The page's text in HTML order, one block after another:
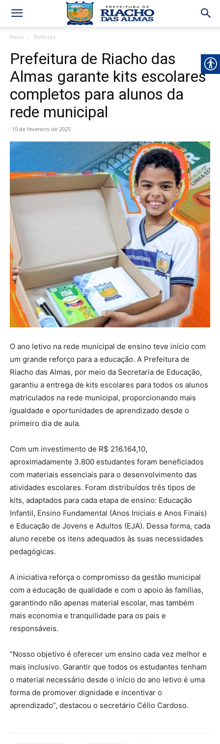
Início Notícias
Prefeitura de Riacho das
Almas garante kits escolares
completos para alunos da
rede municipal
10 de fevereiro de 2025
O ano letivo na rede municipal de ensino teve início com
um grande reforço para a educação. A Prefeitura de
Riacho das Almas, por meio da Secretaria de Educação,
garantiu a entrega de kits escolares para todos os alunos
matriculados na rede municipal, proporcionando mais
igualdade e oportunidades de aprendizado desde o
primeiro dia de aula.
Com um investimento de R$ 216.164,10,
aproximadamente 3.800 estudantes foram beneficiados
com materiais essenciais para o desenvolvimento das
atividades escolares. Foram distribuídos três tipos de
kits, adaptados para cada etapa de ensino: Educação
Infantil, Ensino Fundamental (Anos Iniciais e Anos Finais)
e Educação de Jovens e Adultos (EJA). Dessa forma, cada
aluno recebe os itens adequados às suas necessidades
pedagógicas.
A iniciativa reforça o compromisso da gestão municipal
com a educação de qualidade e com o apoio às famílias,
garantindo não apenas material escolar, mas também
mais economia e tranquilidade para os pais e
responsáveis.
“Nosso objetivo é oferecer um ensino cada vez melhor e
mais inclusivo. Garantir que todos os estudantes tenham
o material necessário desde o início do ano letivo é uma
forma de promover dignidade e incentivar o
aprendizado”, destacou o secretário Célio Cardoso.